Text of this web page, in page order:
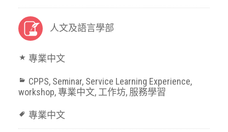
人文及語言學部
專業中文
CPPS, Seminar, Service Learning Experience,
workshop,專業中文, 工作坊, 服務學習
專業中文